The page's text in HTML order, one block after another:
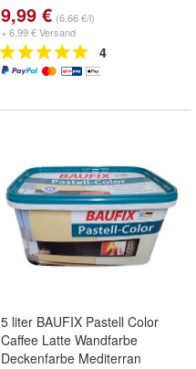
9,99 € (6,66 €/l)
+ 6,99 € Versand
4
5 liter BAUFIX Pastell Color
Caffee Latte Wandfarbe
Deckenfarbe Mediterran